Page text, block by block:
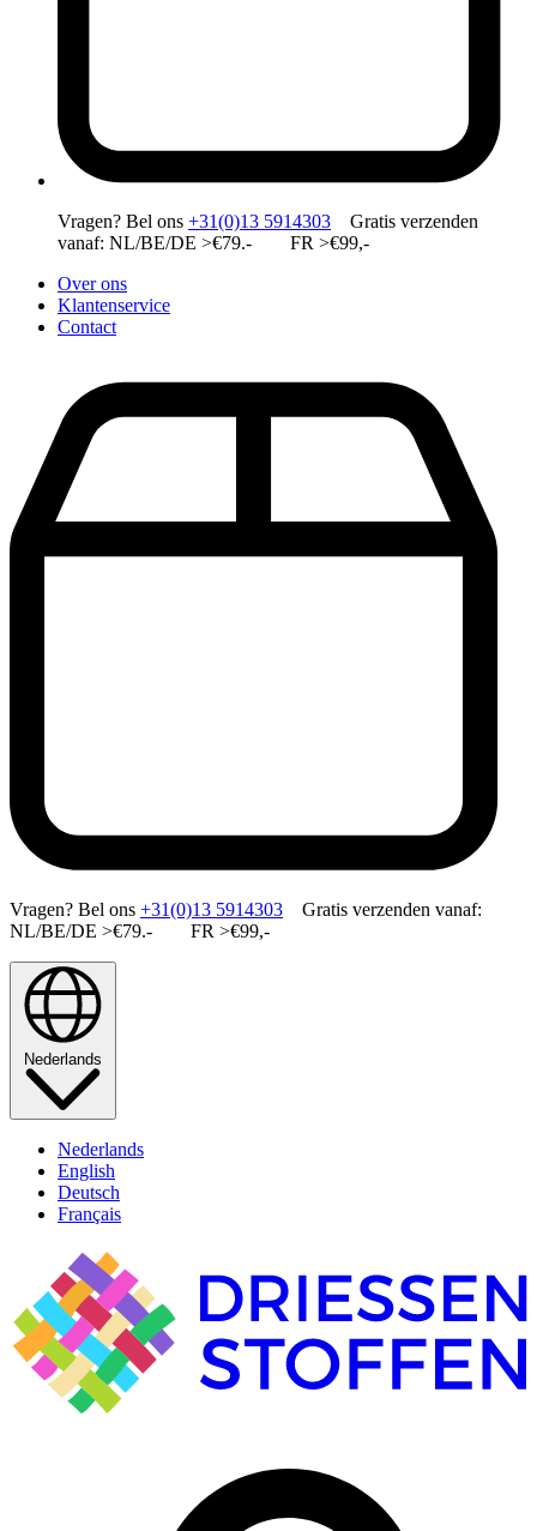
Vragen? Bel ons +31(0)13 5914303 Gratis verzenden
vanaf: NL/BE/DE >€79.- FR >€99,-
Over ons
Klantenservice
Contact
Vragen? Bel ons +31(0)13 5914303 Gratis verzenden vanaf:
NL/BE/DE >€79.- FR >€99,-
Nederlands
Nederlands
English
Deutsch
Français